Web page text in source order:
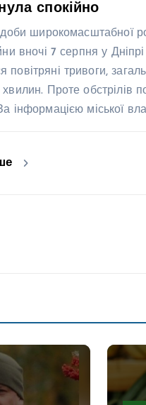
спокійно
доби широкомасштабної
вночі 7 серпня у Дніпрі
повітряні тривоги,
Проте обстрілів
інформацією міської